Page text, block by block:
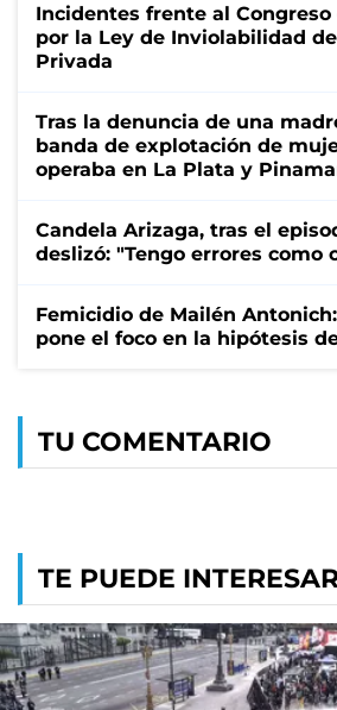
Incidentes frente al Congreso
por la Ley de Inviolabilidad
Privada
Tras la denuncia de una
banda de explotación de
operaba en La Plata y
Candela Arizaga, tras el
deslizó: "Tengo errores como
Femicidio de Mailén
pone el foco en la hipótesis
TU COMENTARIO
TE PUEDE